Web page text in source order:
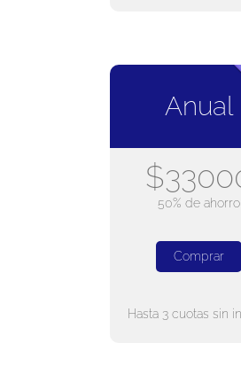
Anual
50% de ahorro
Comprar
Hasta 3 cuotas sin